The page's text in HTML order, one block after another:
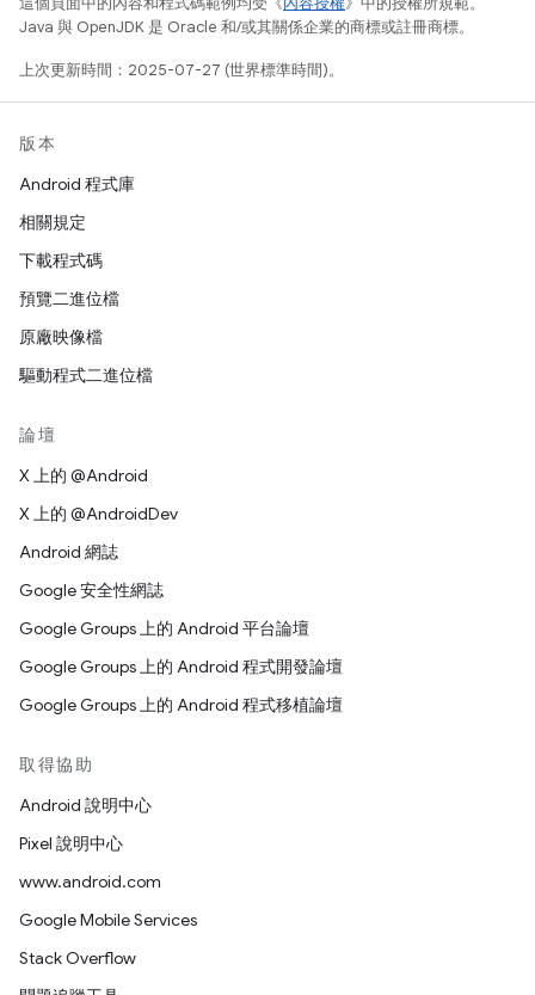
Java 與 OpenJDK 是 Oracle 和/或其關係企業的商標或註冊商標。
上次更新時間：2025-07-27 (世界標準時間)。
版本
Android 程式庫
相關規定
下載程式碼
預覽二進位檔
原廠映像檔
驅動程式二進位檔
論壇
X 上的 @Android
X 上的 @AndroidDev
Android 網誌
Google 安全性網誌
Google Groups 上的 Android 平台論壇
Google Groups 上的 Android 程式開發論壇
Google Groups 上的 Android 程式移植論壇
取得協助
Android 說明中心
Pixel 說明中心
www.android.com
Google Mobile Services
Stack Overflow